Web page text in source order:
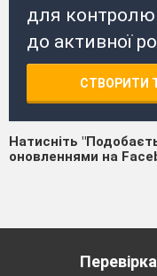
для контролю
до активної
СТВОРИТИ
Натисніть
оновленнями на